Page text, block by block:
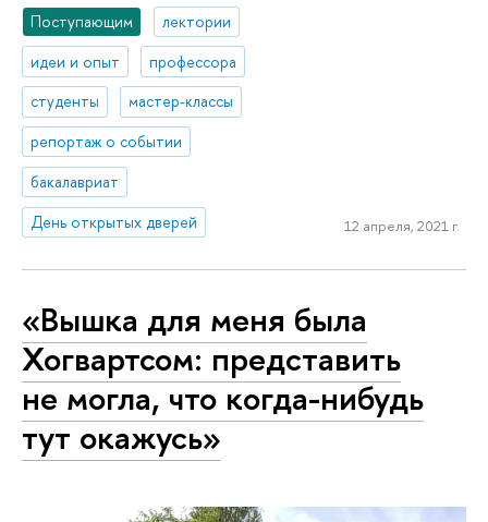
Поступающим
лектории
идеи и опыт
профессора
студенты
мастер-классы
репортаж о событии
бакалавриат
День открытых дверей
12 апреля, 2021 г.
«Вышка для меня была
Хогвартсом: представить
не могла, что когда-нибудь
тут окажусь»